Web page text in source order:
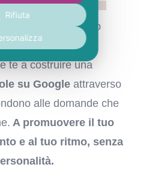
il servizio di piano
supportare
te a costruire una
su Googleattraverso
alle domande che
A promuovere il tuo
e al tuo ritmo, senza
Rifiuta